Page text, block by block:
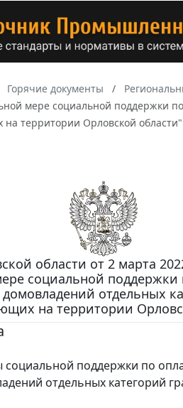
Горячие документы
мере социальной поддержки
территории Орловской области"
области от 2 марта
социальной поддержки
отдельных
на территории
поддержки по
отдельных категорий